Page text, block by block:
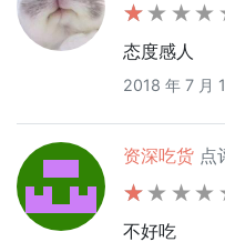
态度感人
2018 年 7 月
资深吃货 点
不好吃